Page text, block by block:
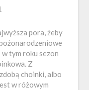
pora, żeby
tym roku sezon
Z
choinki, albo
w różowym